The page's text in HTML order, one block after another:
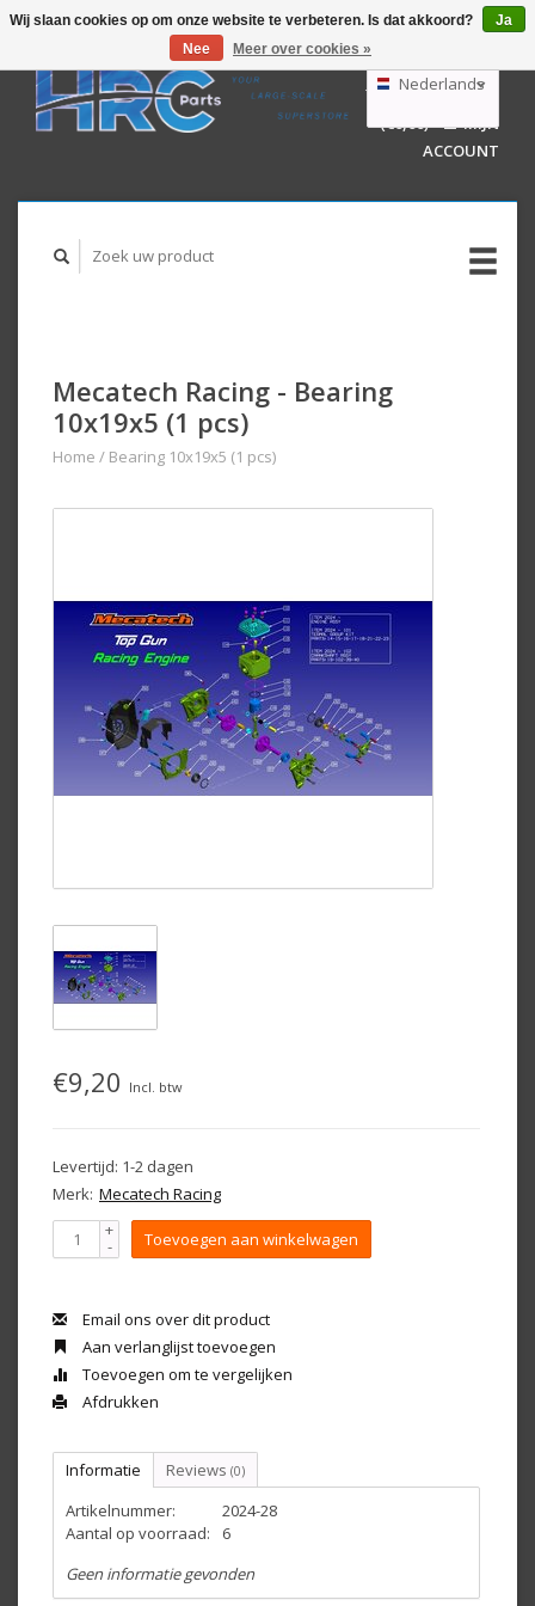
GBP
AUD
Nederlands
Deutsch
English
WINKELWAGEN
(€0,00)
MIJN
ACCOUNT
Mecatech Racing - Bearing
10x19x5 (1 pcs)
Home / Bearing 10x19x5 (1 pcs)
€9,20 Incl. btw
Levertijd: 1-2 dagen
Merk: Mecatech Racing
+
- Toevoegen aan winkelwagen
Email ons over dit product
Aan verlanglijst toevoegen
Toevoegen om te vergelijken
Afdrukken
Informatie Reviews (0)
Artikelnummer:
2024-28
Aantal op voorraad:
6
Geen informatie gevonden
Wij slaan cookies op om onze website te verbeteren. Is dat akkoord?
Ja
Nee
Meer over cookies »